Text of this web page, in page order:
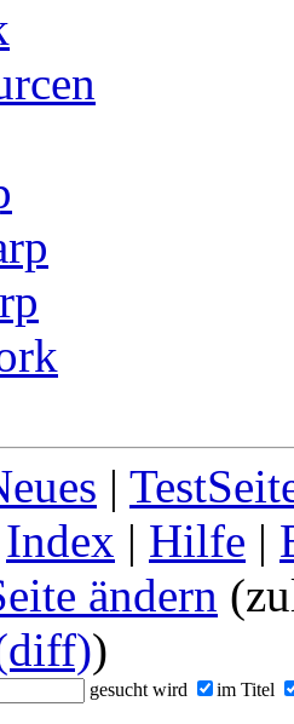
|
Index | Hilfe |
ändern
)
gesucht wird im Titel